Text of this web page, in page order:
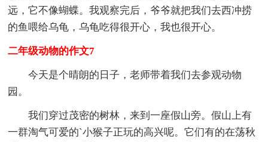
远，它不像蝴蝶。我观察完后，爷爷就把我们去西冲捞
的鱼喂给乌龟，乌龟吃得很开心，我也很开心。
二年级动物的作文7
今天是个晴朗的日子，老师带着我们去参观动物
园。
我们穿过茂密的树林，来到一座假山旁。假山上有
一群淘气可爱的`小猴子正玩的高兴呢。它们有的在荡秋